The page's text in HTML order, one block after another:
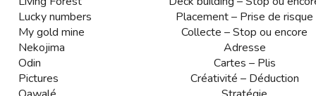
Lucky numbers
Placement – Prise de risque
My gold mine
Collecte – Stop ou encore
Nekojima
Adresse
Odin
Cartes – Plis
Pictures
Créativité – Déduction